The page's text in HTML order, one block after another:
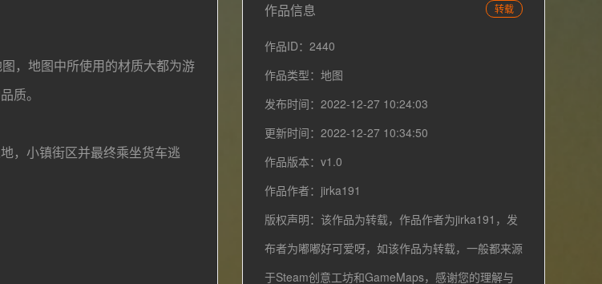
， 地图中所使用的材质大都为游
质。
，小镇街区并最终乘坐货车逃
作品信息 转载
作品ID：2440
作品类型：地图
发布时间：2022-12-27 10:24:03
更新时间：2022-12-27 10:34:50
作品版本：v1.0
作品作者：jirka191
版权声明：该作品为转载，作品作者为jirka191，发
布者为嘟嘟好可爱呀，如该作品为转载，一般都来源
于Steam创意工坊和GameMaps，感谢您的理解与